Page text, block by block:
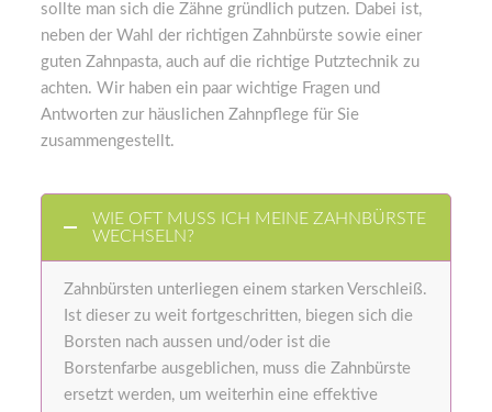
sollte man sich die Zähne gründlich putzen. Dabei ist,
neben der Wahl der richtigen Zahnbürste sowie einer
guten Zahnpasta, auch auf die richtige Putztechnik zu
achten. Wir haben ein paar wichtige Fragen und
Antworten zur häuslichen Zahnpflege für Sie
zusammengestellt.
WIE OFT MUSS ICH MEINE ZAHNBÜRSTE
WECHSELN?
Zahnbürsten unterliegen einem starken Verschleiß.
Ist dieser zu weit fortgeschritten, biegen sich die
Borsten nach aussen und/oder ist die
Borstenfarbe ausgeblichen, muss die Zahnbürste
ersetzt werden, um weiterhin eine effektive